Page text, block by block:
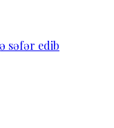
səfər edib